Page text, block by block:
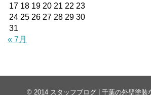
17 18 19 20 21 22 23
24 25 26 27 28 29 30
31
« 7月
© 2014 スタッフブログ | 千葉の外壁塗装